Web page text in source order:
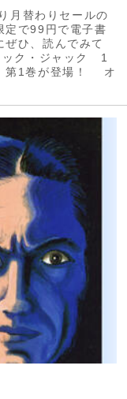
月替わりセールの
定で99円で電子書
ひ、読んでみて
ク・ジャック 1
第1巻が登場！ オ